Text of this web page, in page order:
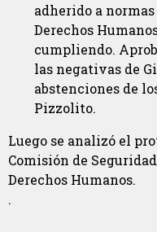
adherido a
Derechos
cumpliendo.
las negativas de
abstenciones de
Pizzolito.
Luego se analizó el
Comisión de
Derechos Humanos.
.